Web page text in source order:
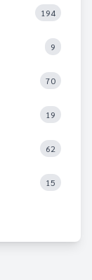
194
9
70
19
62
15